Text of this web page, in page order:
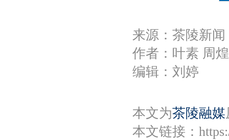
来源：茶陵新闻
作者：叶素 周
编辑：刘婷
本文为茶陵融媒
本文链接：